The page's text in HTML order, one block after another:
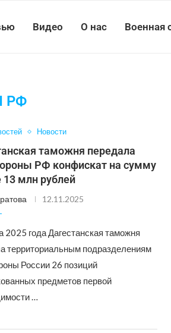
Видео О нас Военная
РФ
Новости
таможня передала
РФ конфискат на сумму
млн рублей
12.11.2025
2025 года Дагестанская таможня
территориальным подразделениям
России 26 позиций
предметов первой
…